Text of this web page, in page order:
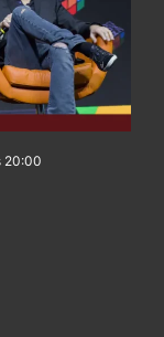
20:00